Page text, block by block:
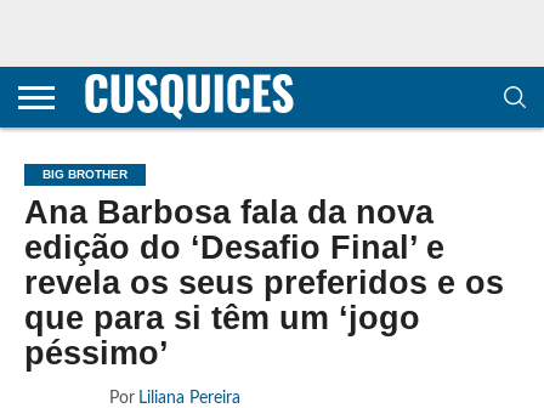
CONTACTOS
HOME
POLÍTICA DE
E COOKIES
SOBRE
TERMOS E
TRANSPARÊNCIA
METODOLOGIA
BIG BROTHER
Ana Barbosa fala da nova
edição do ‘Desafio Final’ e
revela os seus preferidos e os
que para si têm um ‘jogo
péssimo’
Por Liliana Pereira